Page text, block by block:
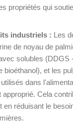
propriétés qui
industriels : Les
de noyau de
solubles (DDGS
bioéthanol), et les
dans
approprié. Cela
en réduisant le